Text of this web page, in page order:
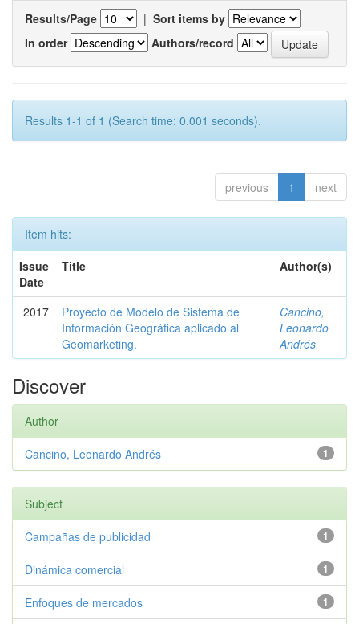
Results/Page | Sort items by
In order
Authors/record
Results 1-1 of 1 (Search time: 0.001 seconds).
previous 1 next
Item hits:
Issue
Date
Title Author(s)
2017
Proyecto de Modelo de Sistema de
Información Geográfica aplicado al
Geomarketing.
Cancino,
Leonardo
Andrés
Discover
Author
1
Cancino, Leonardo Andrés
Subject
1
Campañas de publicidad
1
Dinámica comercial
1
Enfoques de mercados